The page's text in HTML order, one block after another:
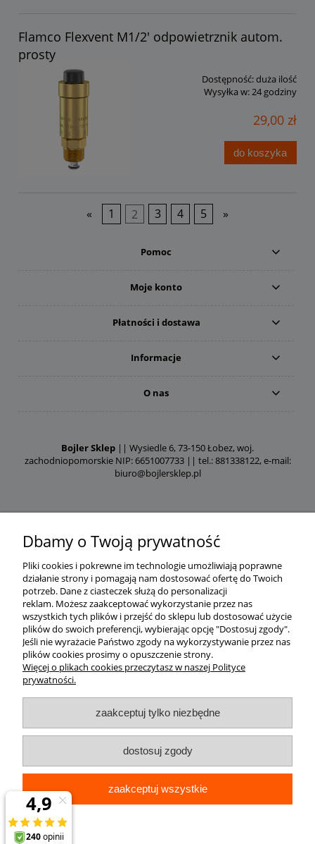
Flamco Flexvent M1/2' odpowietrznik autom.
prosty
Dostępność:duża ilość
Wysyłka w:24 godziny
29,00 zł
do koszyka
« 1 2 3 4 5 »
Pomoc
Moje konto
Płatności i dostawa
Informacje
O nas
Bojler Sklep || Wysiedle 6, 73-150 Łobez, woj.
zachodniopomorskie NIP: 6651007733 || tel.: 881338122, e-mail:
biuro@bojlersklep.pl
Dbamy o Twoją prywatność
Pliki cookies i pokrewne im technologie umożliwiają poprawne
działanie strony i pomagają nam dostosować ofertę do Twoich
potrzeb. Dane z ciasteczek służą do personalizacji
reklam. Możesz zaakceptować wykorzystanie przez nas
wszystkich tych plików i przejść do sklepu lub dostosować użycie
plików do swoich preferencji, wybierając opcję "Dostosuj zgody".
Jeśli nie wyrażacie Państwo zgody na wykorzystywanie przez nas
plików cookies prosimy o opuszczenie strony.
Więcej o plikach cookies przeczytasz w naszej Polityce
prywatności.
zaakceptuj tylko niezbędne
dostosuj zgody
zaakceptuj wszystkie